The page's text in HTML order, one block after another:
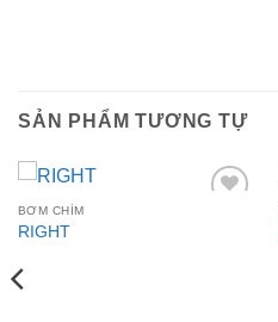
SẢN PHẨM TƯƠNG TỰ
BƠM CHÌM
RIGHT